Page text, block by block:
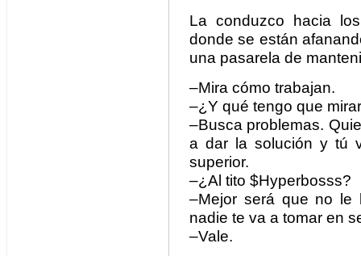
La conduzco hacia
donde se están
una pasarela de
–Mira cómo trabajan.
–¿Y qué tengo que
–Busca problemas.
a dar la solución y tú
superior.
–¿Al tito $Hyperbosss?
–Mejor será que no le
nadie te va a tomar en
–Vale.